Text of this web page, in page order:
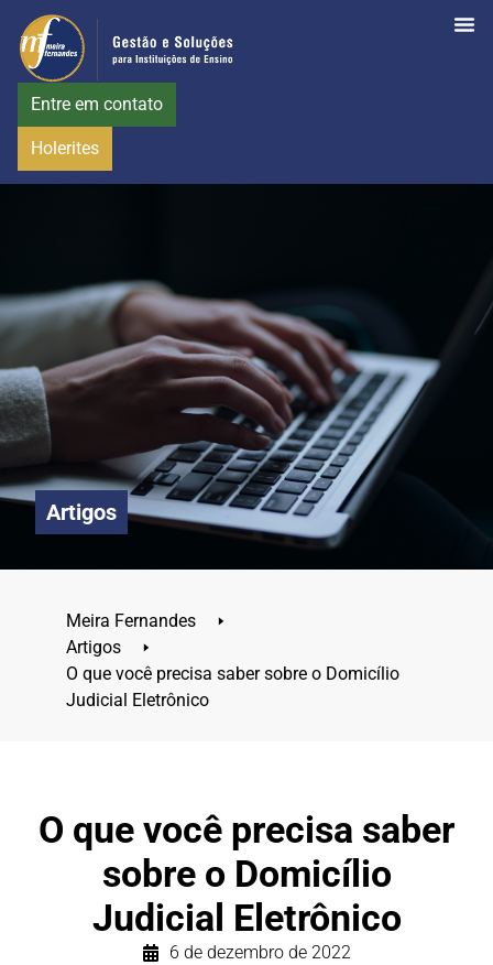
Entre em contato
Holerites
Artigos
Meira Fernandes
🢒
Artigos
🢒
O que você precisa saber sobre o Domicílio
Judicial Eletrônico
O que você precisa saber
sobre o Domicílio
Judicial Eletrônico
6 de dezembro de 2022